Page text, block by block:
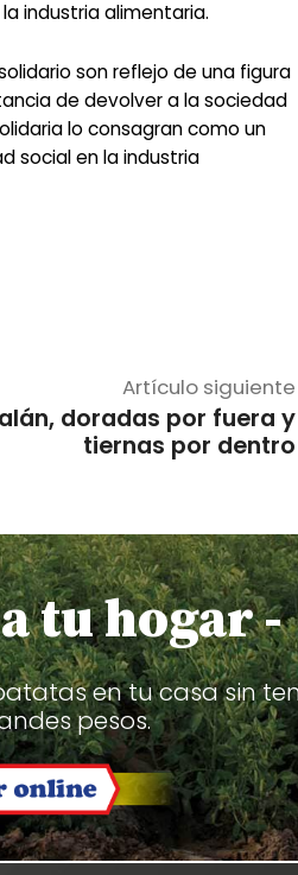
industria alimentaria.
son reflejo de una figura
de devolver a la sociedad
lo consagran como un
social en la industria
Artículo siguiente
doradas por fuera y
tiernas por dentro
tu hogar -
en tu casa sin
pesos.